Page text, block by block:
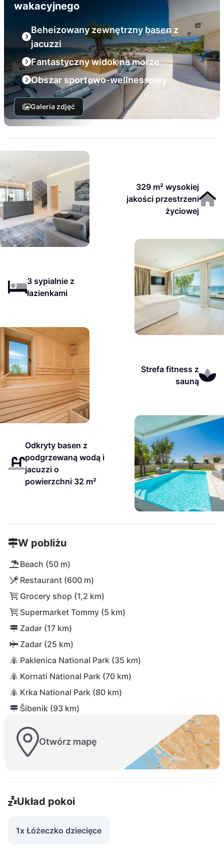
wakacyjnego
Beheizowany zewnętrzny basen z
jacuzzi
Fantastyczny widok na morze
Obszar sportowo-wellnessowy
Galeria zdjęć
329 m² wysokiej
jakości przestrzeni
życiowej
3 sypialnie z
łazienkami
Strefa fitness z
sauną
Odkryty basen z
podgrzewaną wodą i
jacuzzi o
powierzchni 32 m²
W pobliżu
Beach (50 m)
Restaurant (600 m)
Grocery shop (1,2 km)
Supermarket Tommy (5 km)
Zadar (17 km)
Zadar (25 km)
Paklenica National Park (35 km)
Kornati National Park (70 km)
Krka National Park (80 km)
Šibenik (93 km)
Otwórz mapę
Układ pokoi
1x Łóżeczko dziecięce